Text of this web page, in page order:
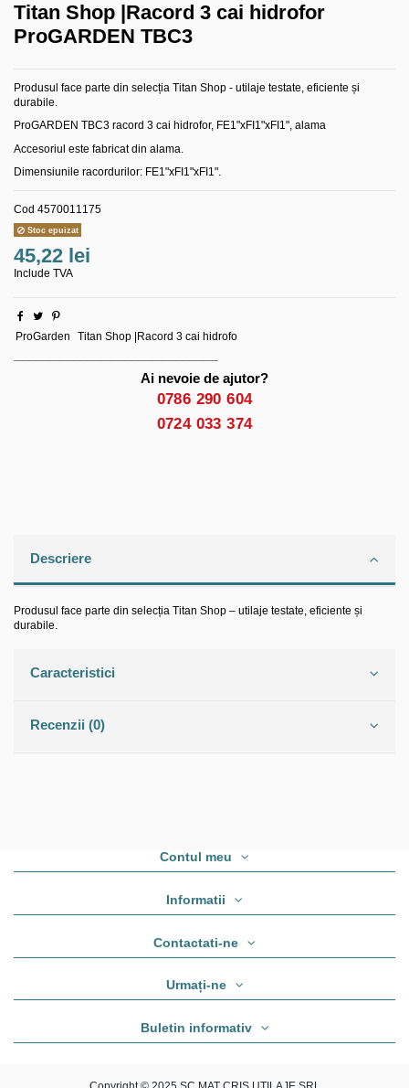
Titan Shop |Racord 3 cai hidrofor
ProGARDEN TBC3
Produsul face parte din selecția Titan Shop - utilaje testate, eficiente și
durabile.
ProGARDEN TBC3 racord 3 cai hidrofor, FE1"xFI1"xFI1", alama
Accesoriul este fabricat din alama.
Dimensiunile racordurilor: FE1"xFI1"xFI1".
Cod 4570011175
Stoc epuizat
45,22 lei
Include TVA
ProGarden
Titan Shop |Racord 3 cai hidrofo
Ai nevoie de ajutor?
0786 290 604
0724 033 374
Descriere
Produsul face parte din selecția Titan Shop – utilaje testate, eficiente și
durabile.
Caracteristici
Recenzii (0)
Contul meu
Informatii
Contactati-ne
Urmați-ne
Buletin informativ